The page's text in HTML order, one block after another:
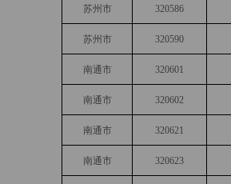
苏州市 320586
苏州市 320590
南通市 320601
南通市 320602
南通市 320621
南通市 320623